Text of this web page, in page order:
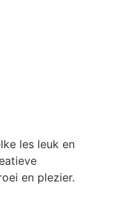
les leuk en
en plezier.